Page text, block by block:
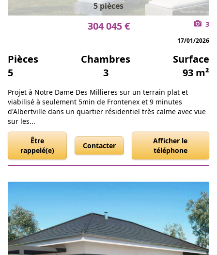
5 pièces
304 045 € 3
17/01/2026
Pièces
5
Chambres
3
Surface
93 m²
Projet à Notre Dame Des Millieres sur un terrain plat et
viabilisé à seulement 5min de Frontenex et 9 minutes
d'Albertville dans un quartier résidentiel très calme avec vue
sur les...
Être
rappelé(e)
Contacter
Afficher le
téléphone